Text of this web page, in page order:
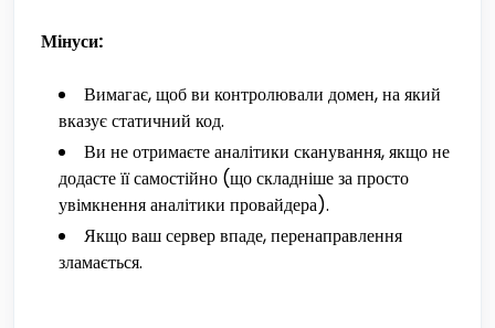
Мінуси:
Вимагає, щоб ви контролювали домен, на який
вказує статичний код.
Ви не отримаєте аналітики сканування, якщо не
додасте її самостійно (що складніше за просто
увімкнення аналітики провайдера).
Якщо ваш сервер впаде, перенаправлення
зламається.